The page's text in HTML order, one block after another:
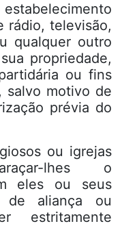
rádio, televisão,
qualquer outro
propriedade,
ou fins
salvo motivo de
prévia do
ou igrejas
lhes o
eles ou seus
de aliança ou
estritamente